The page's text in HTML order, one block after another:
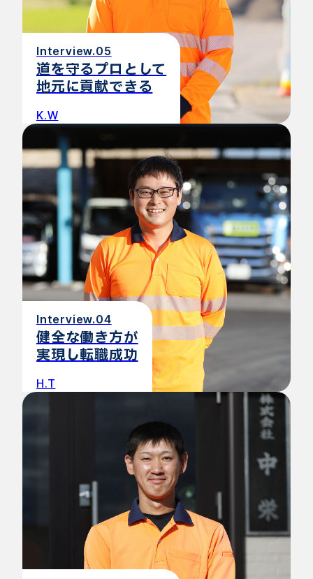
Interview.05
道を守るプロとして
地元に貢献できる
K.W
Interview.04
健全な働き方が
実現し転職成功
H.T